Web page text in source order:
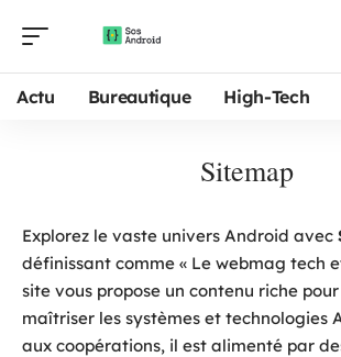
Actu Bureautique High-Tech
Sitemap
Explorez le vaste univers Android avec
définissant comme « Le webmag tech
site vous propose un contenu riche
maîtriser les systèmes et technologies
aux coopérations, il est alimenté par